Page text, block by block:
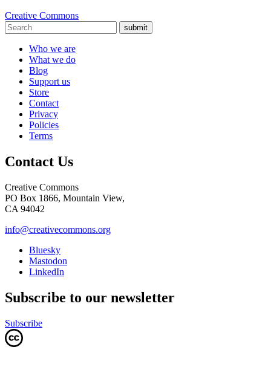
Creative Commons
submit
Who we are
What we do
Blog
Support us
Store
Contact
Privacy
Policies
Terms
Contact Us
Creative Commons
PO Box 1866, Mountain View,
CA 94042
info@creativecommons.org
Bluesky
Mastodon
LinkedIn
Subscribe to our newsletter
Subscribe